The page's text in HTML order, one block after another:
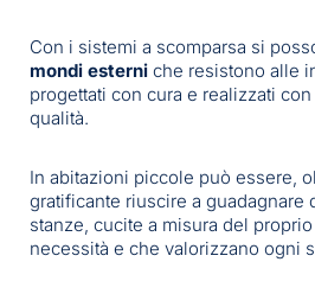
Con i sistemi a scomparsa si
mondi esterni che resistono alle
progettati con cura e realizzati
qualità.
In abitazioni piccole può essere,
gratificante riuscire a guadagnare
stanze, cucite a misura del
necessità e che valorizzano ogni